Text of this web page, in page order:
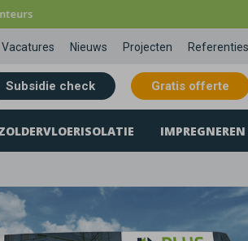
Vacatures Nieuws Projecten Referenties
Subsidie check Gratis offerte
IMPREGNEREN